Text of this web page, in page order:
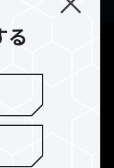
SSDは、QLC
Gen4x4インタ
容量は最大4
る